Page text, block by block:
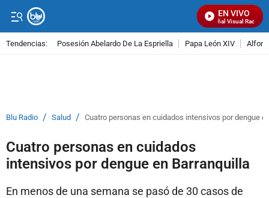
EN VIVO
Señal Visual Radio
Tendencias: Posesión Abelardo De La Espriella Papa León XIV
Blu Radio / Salud / Cuatro personas en cuidados intensivos por dengue
Cuatro personas en cuidados
intensivos por dengue en Barranquilla
En menos de una semana se pasó de 30 casos de